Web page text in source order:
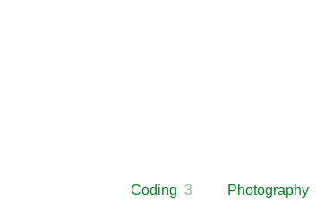
Coding 3 Photography